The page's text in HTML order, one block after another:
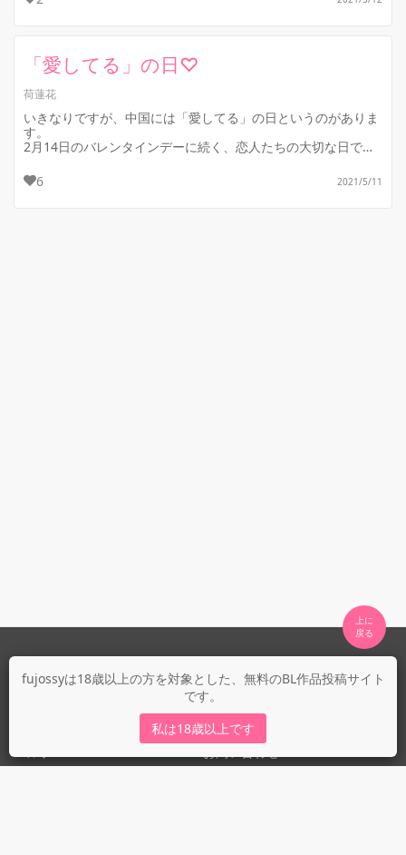
fujossyは18歳以上の方を対象とした、無料のBL作品投稿サイト
です。
私は18歳以上です
「愛してる」の日♡
荷蓮花
いきなりですが、中国には「愛してる」の日というのがありま
す。
2月14日のバレンタインデーに続く、恋人たちの大切な日で
私も気づいたらそんな日があるよ、と中国人に教えられたの
6 2021/5/11
上に
fujossyについて
fujossy運営ブログ